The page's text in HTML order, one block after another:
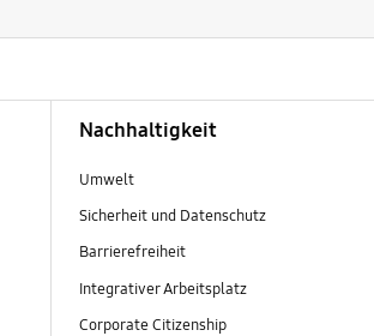
Nachhaltigkeit
Umwelt
Sicherheit und Datenschutz
Barrierefreiheit
Integrativer Arbeitsplatz
Corporate Citizenship